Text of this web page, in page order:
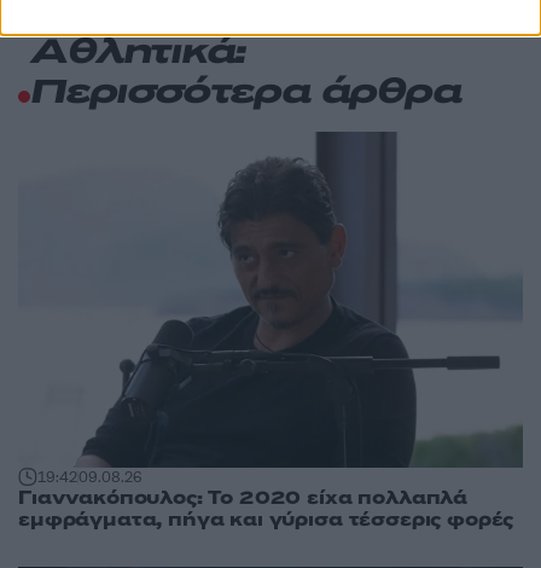
Αθλητικά:
Περισσότερα άρθρα
19:4209.08.26
Γιαννακόπουλος: Το 2020 είχα πολλαπλά
εμφράγματα, πήγα και γύρισα τέσσερις φορές